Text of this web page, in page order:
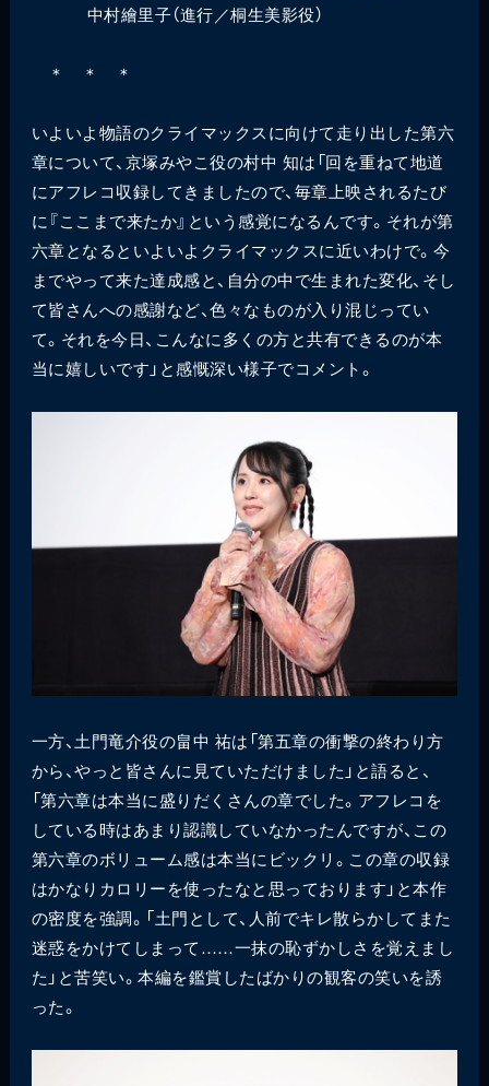
中村繪里子（進行／桐生美影役）
＊ ＊ ＊
いよいよ物語のクライマックスに向けて走り出した第六
章について、京塚みやこ役の村中 知は「回を重ねて地道
にアフレコ収録してきましたので、毎章上映されるたび
に『ここまで来たか』という感覚になるんです。それが第
六章となるといよいよクライマックスに近いわけで。今
までやって来た達成感と、自分の中で生まれた変化、そし
て皆さんへの感謝など、色々なものが入り混じってい
て。それを今日、こんなに多くの方と共有できるのが本
当に嬉しいです」と感慨深い様子でコメント。
一方、土門竜介役の畠中 祐は「第五章の衝撃の終わり方
から、やっと皆さんに見ていただけました」と語ると、
「第六章は本当に盛りだくさんの章でした。アフレコを
している時はあまり認識していなかったんですが、この
第六章のボリューム感は本当にビックリ。この章の収録
はかなりカロリーを使ったなと思っております」と本作
の密度を強調。「土門として、人前でキレ散らかしてまた
迷惑をかけてしまって……一抹の恥ずかしさを覚えまし
た」と苦笑い。本編を鑑賞したばかりの観客の笑いを誘
った。